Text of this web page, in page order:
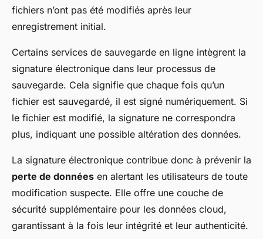
fichiers n’ont pas été modifiés après leur
enregistrement initial.
Certains services de sauvegarde en ligne intègrent la
signature électronique dans leur processus de
sauvegarde. Cela signifie que chaque fois qu’un
fichier est sauvegardé, il est signé numériquement. Si
le fichier est modifié, la signature ne correspondra
plus, indiquant une possible altération des données.
La signature électronique contribue donc à prévenir la
perte de données en alertant les utilisateurs de toute
modification suspecte. Elle offre une couche de
sécurité supplémentaire pour les données cloud,
garantissant à la fois leur intégrité et leur authenticité.